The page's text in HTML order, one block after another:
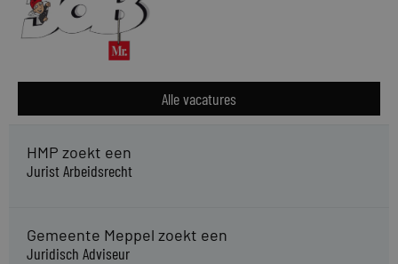
Alle vacatures
HMP zoekt een
Jurist Arbeidsrecht
Gemeente Meppel zoekt een
Juridisch Adviseur